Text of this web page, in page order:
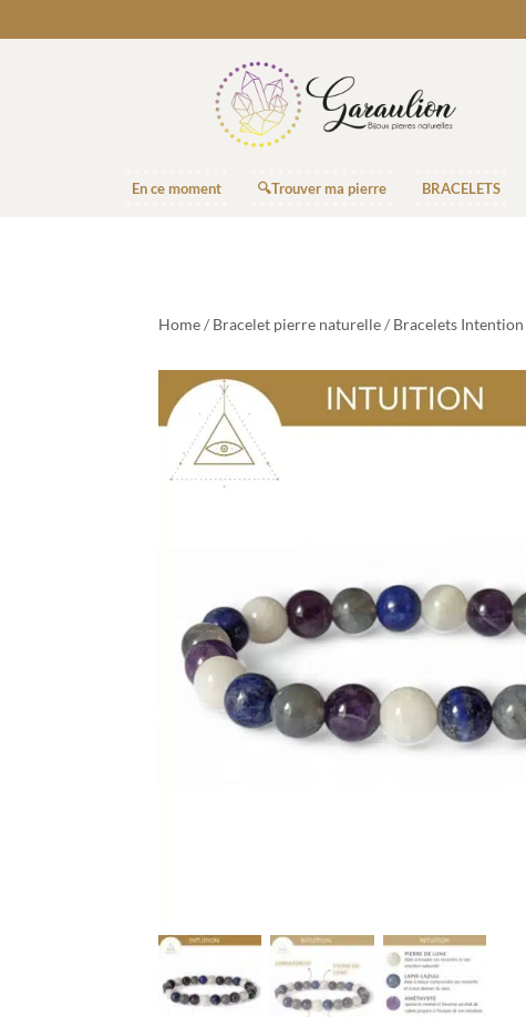
En ce moment 🔍Trouver ma pierre BRACELETS
Home/ Bracelet pierre naturelle/ Bracelets Intention